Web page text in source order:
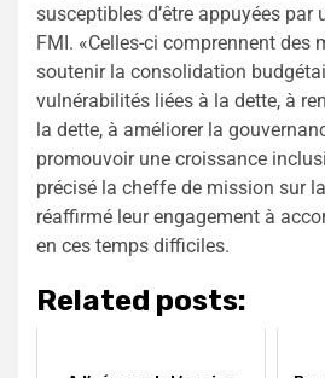
susceptibles d’être appuyées par
FMI. «Celles-ci comprennent des
soutenir la consolidation
vulnérabilités liées à la dette, à
la dette, à améliorer la
promouvoir une croissance
précisé la cheffe de mission sur
réaffirmé leur engagement à
en ces temps difficiles.
Related posts: